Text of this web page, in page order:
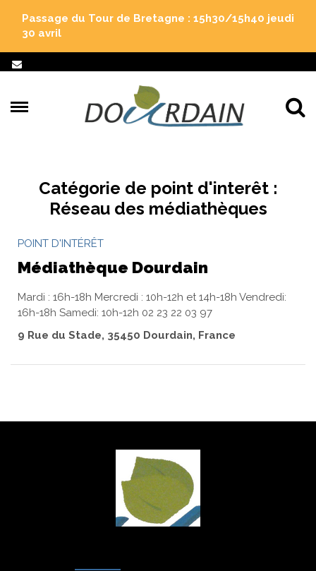
Passage du Tour de Bretagne : 15h30/15h40 jeudi
30 avril
Catégorie de point d'interêt :
Réseau des médiathèques
POINT D'INTÉRÊT
Médiathèque Dourdain
Mardi : 16h-18h Mercredi : 10h-12h et 14h-18h Vendredi:
16h-18h Samedi: 10h-12h 02 23 22 03 97
9 Rue du Stade, 35450 Dourdain, France